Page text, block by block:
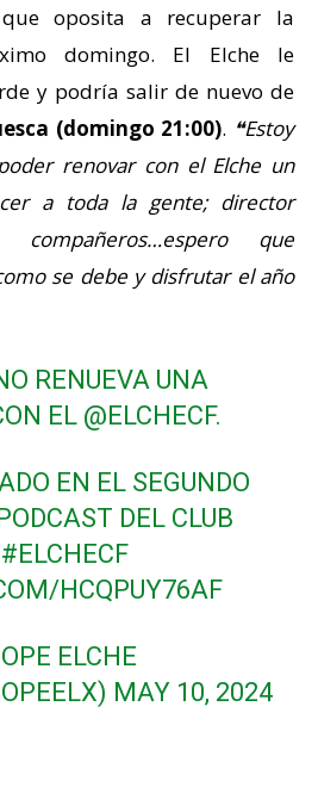
oposita a recuperar la
domingo. El Elche le
y podría salir de nuevo de
(domingo 21:00). ❝Estoy
renovar con el Elche un
a toda la gente; director
compañeros…espero que
se debe y disfrutar el año
RENUEVA UNA
EL @ELCHECF.
EN EL SEGUNDO
DEL CLUB
#ELCHECF
HCQPUY76AF
ELCHE
MAY 10, 2024